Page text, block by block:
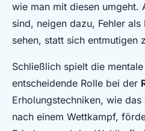
wie man mit diesen umgeht.
sind, neigen dazu, Fehler
sehen, statt sich entmutigen
Schließlich spielt die
entscheidende Rolle bei der
Erholungstechniken, wie
nach einem Wettkampf,